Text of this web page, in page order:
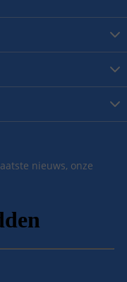
nieuws, onze